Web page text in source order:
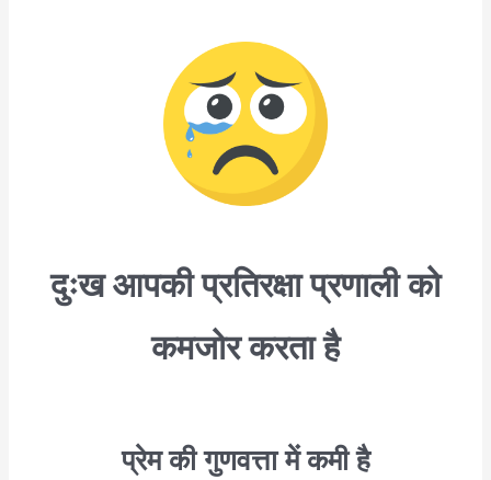
दुःख आपकी प्रतिरक्षा प्रणाली को
कमजोर करता है
प्रेम की गुणवत्ता में कमी है